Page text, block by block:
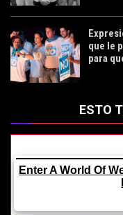
que le
para
ESTO